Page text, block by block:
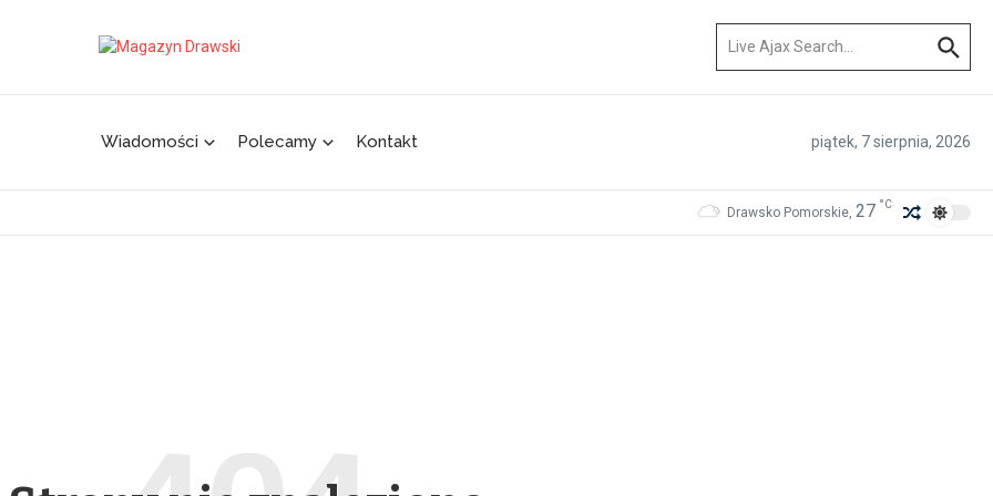
Wiadomości Polecamy Kontakt piątek, 7 sierpnia, 2026
Drawsko Pomorskie, 27 °C